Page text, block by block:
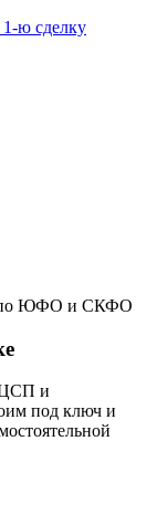
ю сделку
по ЮФО и СКФО
ЦСП и
под ключ и